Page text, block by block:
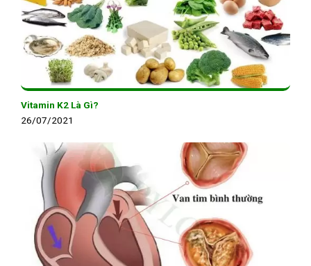
Vitamin K2 Là Gì?
26/07/2021